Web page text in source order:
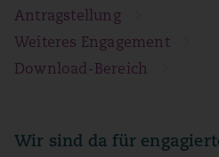
Antragstellung
Weiteres Engagement
Download-Bereich
Wir sind da für